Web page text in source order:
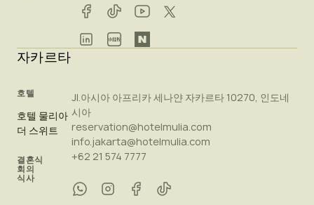
자카르타
호텔
호텔 물리아
더 스위트
결혼식
회의
식사
Jl.아시아 아프리카 세나얀 자카르타 10270, 인도네
시아
reservation@hotelmulia.com
info.jakarta@hotelmulia.com
+62 21 574 7777